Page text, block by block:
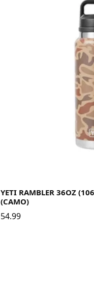
YETI RAMBLER 36OZ
(CAMO)
54.99